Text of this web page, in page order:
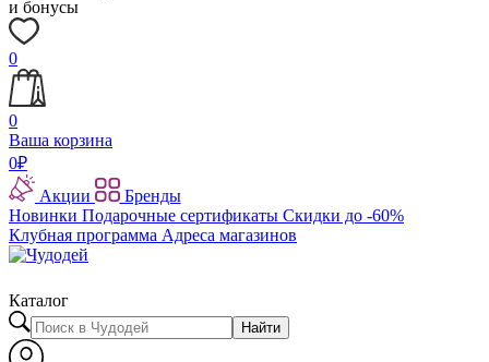
и бонусы
0
0
Ваша корзина
0₽
Акции
Бренды
Новинки Подарочные сертификаты Скидки до -60%
Клубная программа Адреса магазинов
Каталог
Найти